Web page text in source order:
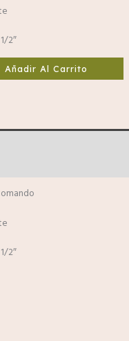
2″
Añadir Al Carrito
2″